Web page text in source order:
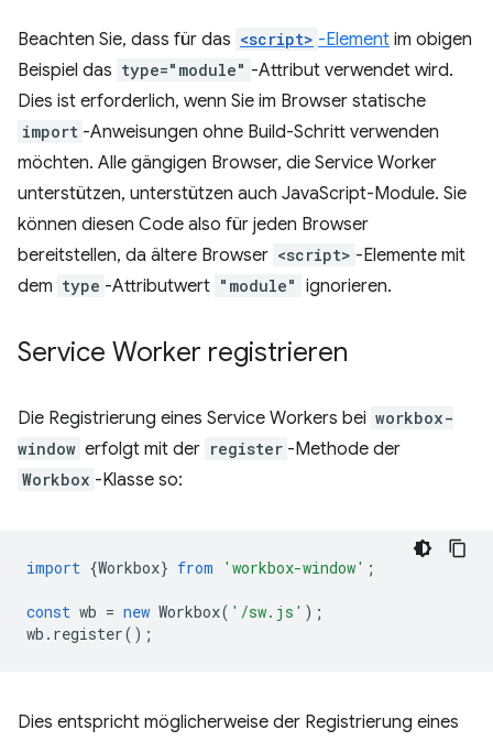
Beachten Sie, dass für das <script> -Element im obigen
Beispiel das type="module" -Attribut verwendet wird.
Dies ist erforderlich, wenn Sie im Browser statische
import -Anweisungen ohne Build-Schritt verwenden
möchten. Alle gängigen Browser, die Service Worker
unterstützen, unterstützen auch JavaScript-Module. Sie
können diesen Code also für jeden Browser
bereitstellen, da ältere Browser <script> -Elemente mit
dem type -Attributwert "module" ignorieren.
Service Worker registrieren
Die Registrierung eines Service Workers bei workbox-
window erfolgt mit der register -Methode der
Workbox -Klasse so:
import {Workbox} from 'workbox-window' ;
const wb = new Workbox( '/sw.js' );
wb . register();
Dies entspricht möglicherweise der Registrierung eines